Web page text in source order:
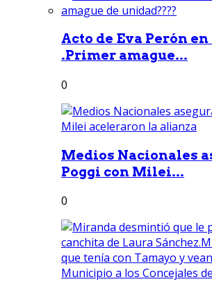
Acto de Eva Perón
.Primer amague...
0
Medios Nacionales
Poggi con Milei...
0